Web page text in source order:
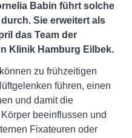
Babin führt solche
Sie erweitert als
das Team der
Klinik Hamburg Eilbek.
zu frühzeitigen
führen, einen
und damit die
beeinflussen und
Fixateuren oder